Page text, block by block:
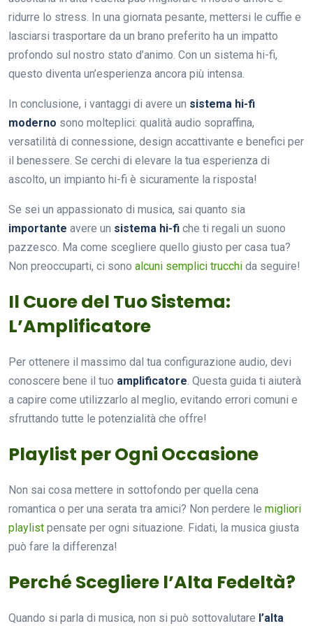
ridurre lo stress. In una giornata pesante, mettersi le cuffie e
lasciarsi trasportare da un brano preferito ha un impatto
profondo sul nostro stato d’animo. Con un sistema hi-fi,
questo diventa un’esperienza ancora più intensa.
In conclusione, i vantaggi di avere un sistema hi-fi
moderno sono molteplici: qualità audio sopraffina,
versatilità di connessione, design accattivante e benefici per
il benessere. Se cerchi di elevare la tua esperienza di
ascolto, un impianto hi-fi è sicuramente la risposta!
Se sei un appassionato di musica, sai quanto sia
importante avere un sistema hi-fi che ti regali un suono
pazzesco. Ma come scegliere quello giusto per casa tua?
Non preoccuparti, ci sono alcuni semplici trucchi da seguire!
Il Cuore del Tuo Sistema:
L’Amplificatore
Per ottenere il massimo dal tua configurazione audio, devi
conoscere bene il tuo amplificatore. Questa guida ti aiuterà
a capire come utilizzarlo al meglio, evitando errori comuni e
sfruttando tutte le potenzialità che offre!
Playlist per Ogni Occasione
Non sai cosa mettere in sottofondo per quella cena
romantica o per una serata tra amici? Non perdere le migliori
playlist pensate per ogni situazione. Fidati, la musica giusta
può fare la differenza!
Perché Scegliere l’Alta Fedeltà?
Quando si parla di musica, non si può sottovalutare l’alta